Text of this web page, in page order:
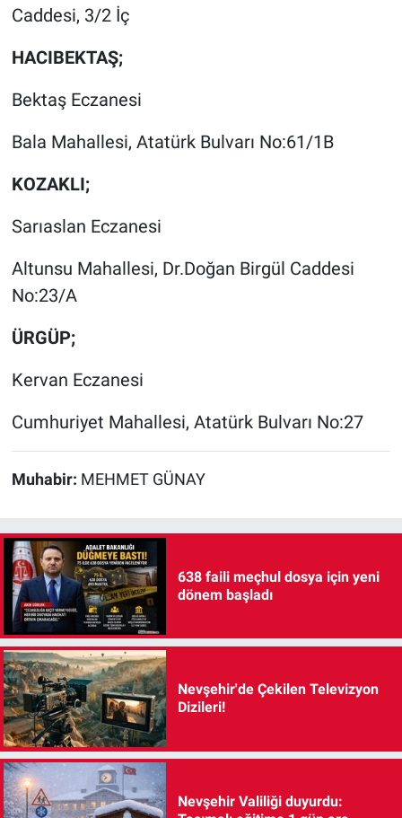
Caddesi, 3/2 İç
HACIBEKTAŞ;
Bektaş Eczanesi
Bala Mahallesi, Atatürk Bulvarı No:61/1B
KOZAKLI;
Sarıaslan Eczanesi
Altunsu Mahallesi, Dr.Doğan Birgül Caddesi
No:23/A
ÜRGÜP;
Kervan Eczanesi
Cumhuriyet Mahallesi, Atatürk Bulvarı No:27
Muhabir: MEHMET GÜNAY
638 faili meçhul dosya için yeni
dönem başladı
Nevşehir'de Çekilen Televizyon
Dizileri!
Nevşehir Valiliği duyurdu: